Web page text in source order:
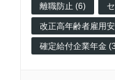
離職防止 (6)
改正高年齢者雇用
確定給付企業年金